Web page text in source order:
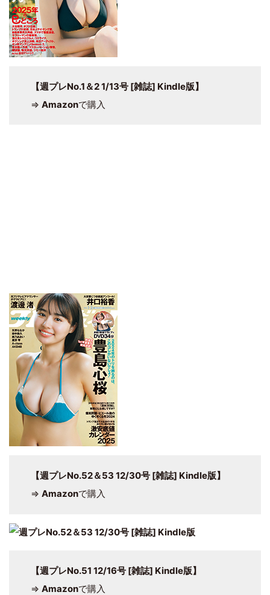
【週プレNo.1＆2 1/13号 [雑誌] Kindle版】
⇒ Amazonで購入
【週プレNo.52＆53 12/30号 [雑誌] Kindle版】
⇒ Amazonで購入
【週プレNo.51 12/16号 [雑誌] Kindle版】
⇒ Amazonで購入